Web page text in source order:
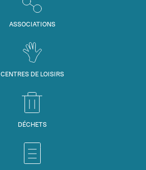
ASSOCIATIONS
CENTRES DE LOISIRS
DÉCHETS